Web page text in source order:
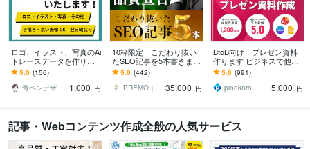
ロゴ、イラスト、写真のAi
トレースデータを作りま
す 正確、丁寧、素早く、
トレース！Aiデータ作成お
任せください
5.0 (156)
青ペンデザイン
1,000 円
10枠限定｜こだわり抜い
たSEO記事を5本書きます
WP入稿無料！キーワー
ド、構成、SEO対策も丸
ごとお任せ！
5.0 (442)
PREMO｜SEO記事＆X運用の専門家 35,000 円
BtoB向け プレゼン資料
作ります ビジネスで他社
に差を付ける、信頼＆本
物のパワーポイント資料
5.0 (991)
pinokoro
5,000 円
記事・Webコンテンツ作成全般の人気サービス